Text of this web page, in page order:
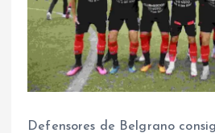
Defensores de Belgrano